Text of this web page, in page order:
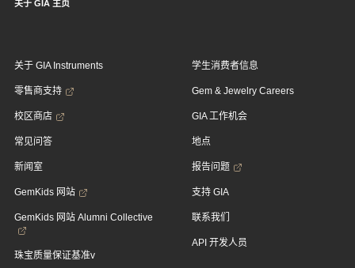
关于 GIA 主页
关于 GIA Instruments
零售商支持
校区商店
常见问答
新闻室
GemKids 网站
GemKids 网站 Alumni Collective
珠宝质量保证基准v
学生消费者信息
Gem & Jewelry Careers
GIA 工作机会
地点
报告问题
支持 GIA
联系我们
API 开发人员